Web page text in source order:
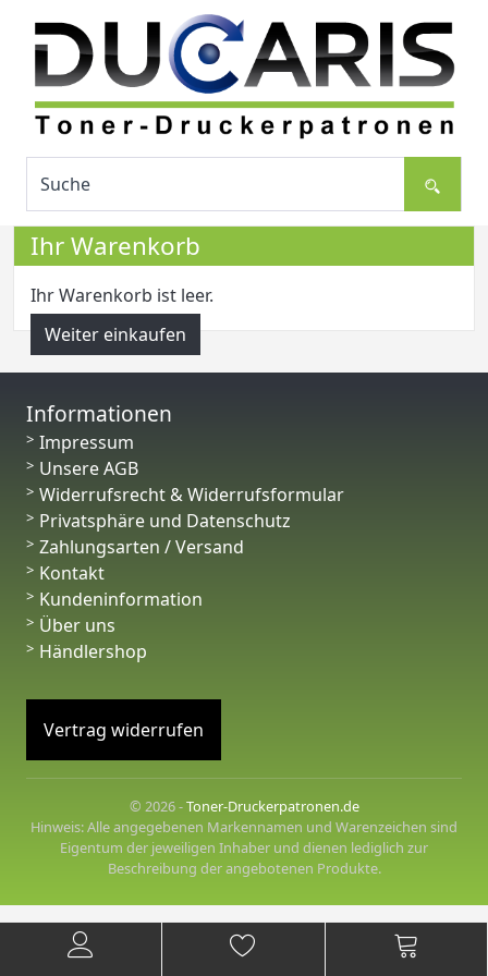
Ihr Warenkorb
Ihr Warenkorb ist leer.
Weiter einkaufen
Informationen
Impressum
Unsere AGB
Widerrufsrecht & Widerrufsformular
Privatsphäre und Datenschutz
Zahlungsarten / Versand
Kontakt
Kundeninformation
Über uns
Händlershop
Vertrag widerrufen
© 2026 -Toner-Druckerpatronen.de
Hinweis: Alle angegebenen Markennamen und Warenzeichen sind
Eigentum der jeweiligen Inhaber und dienen lediglich zur
Beschreibung der angebotenen Produkte.